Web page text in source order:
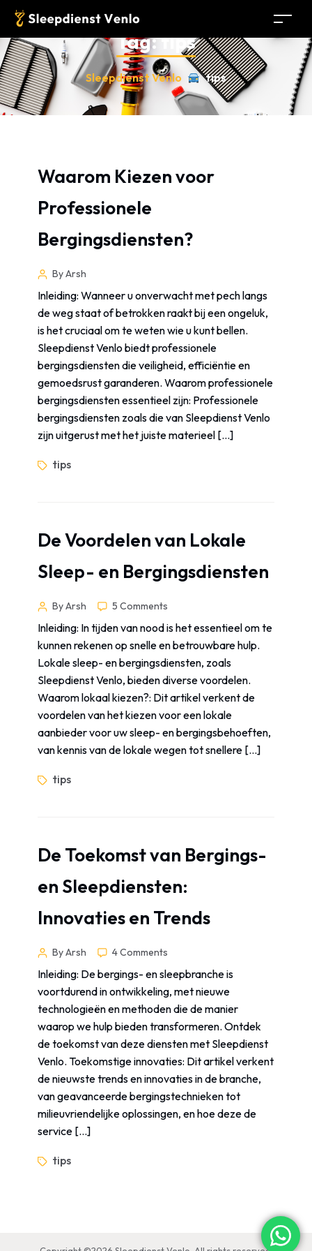
Tag:tips
Sleepdienst Venlo tips
Waarom Kiezen voor
Professionele
Bergingsdiensten?
By Arsh
Inleiding: Wanneer u onverwacht met pech langs
de weg staat of betrokken raakt bij een ongeluk,
is het cruciaal om te weten wie u kunt bellen.
Sleepdienst Venlo biedt professionele
bergingsdiensten die veiligheid, efficiëntie en
gemoedsrust garanderen. Waarom professionele
bergingsdiensten essentieel zijn: Professionele
bergingsdiensten zoals die van Sleepdienst Venlo
zijn uitgerust met het juiste materieel […]
tips
De Voordelen van Lokale
Sleep- en Bergingsdiensten
By Arsh 5 Comments
Inleiding: In tijden van nood is het essentieel om te
kunnen rekenen op snelle en betrouwbare hulp.
Lokale sleep- en bergingsdiensten, zoals
Sleepdienst Venlo, bieden diverse voordelen.
Waarom lokaal kiezen?: Dit artikel verkent de
voordelen van het kiezen voor een lokale
aanbieder voor uw sleep- en bergingsbehoeften,
van kennis van de lokale wegen tot snellere […]
tips
De Toekomst van Bergings-
en Sleepdiensten:
Innovaties en Trends
By Arsh 4 Comments
Inleiding: De bergings- en sleepbranche is
voortdurend in ontwikkeling, met nieuwe
technologieën en methoden die de manier
waarop we hulp bieden transformeren. Ontdek
de toekomst van deze diensten met Sleepdienst
Venlo. Toekomstige innovaties: Dit artikel verkent
de nieuwste trends en innovaties in de branche,
van geavanceerde bergingstechnieken tot
milieuvriendelijke oplossingen, en hoe deze de
service […]
tips